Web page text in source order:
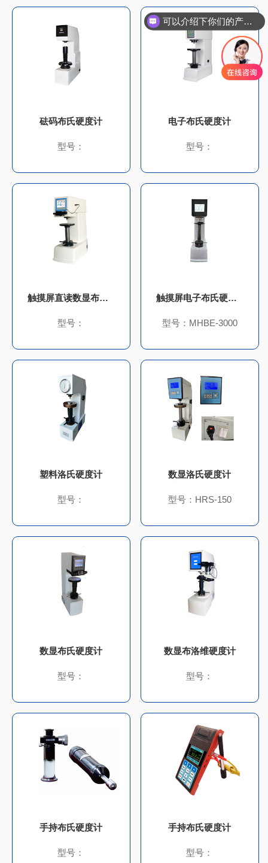
砝码布氏硬度计
型号：
电子布氏硬度计
型号：
触摸屏直读数显布氏硬度计
型号：
触摸屏电子布氏硬度计
型号：MHBE-3000
塑料洛氏硬度计
型号：
数显洛氏硬度计
型号：HRS-150
数显布氏硬度计
型号：
数显布洛维硬度计
型号：
手持布氏硬度计
型号：
手持布氏硬度计
型号：
可以介绍下你们的产品么